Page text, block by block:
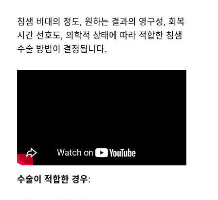
침샘 비대의 정도, 원하는 결과의 영구성, 회복
시간 선호도, 의학적 상태에 따라 적합한 침샘
수술 방법이 결정됩니다.
수술이 적합한 경우: